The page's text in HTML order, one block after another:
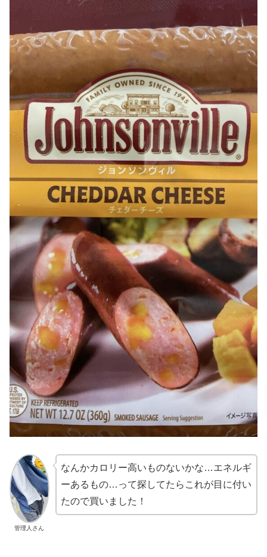
管理人さん
なんかカロリー高いものないかな…エネルギ
ーあるもの…って探してたらこれが目に付い
たので買いました！